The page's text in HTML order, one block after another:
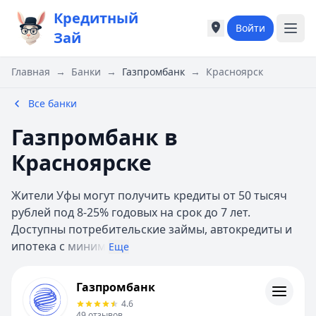
Кредитный
Зай
Города России
Москва
Казань
Красноярск
М
Москва
Новосибирск
Города России
Москва
Казань
Красноярск
М
Москва
Новосибирск
Войти
Главная → Банки → Газпромбанк → Красноярск
Все банки
Газпромбанк в
Красноярске
Жители Уфы могут получить кредиты от 50 тысяч
рублей под 8-25% годовых на срок до 7 лет.
Доступны потребительские займы, автокредиты и
ипотека с миним Еще
Кредиты
Отзывы
Газпромбанк
4.6